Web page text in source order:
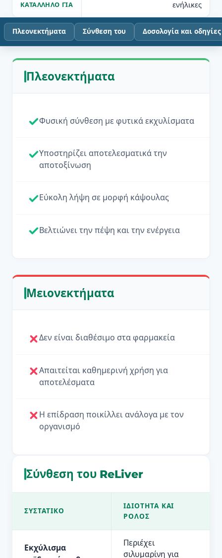
ΚΑΤΆΛΛΗΛΟ ΓΙΑ ενήλικες
Πλεονεκτήματα Σύνθεση του Δοσολογία και
Πλεονεκτήματα
Φυσική σύνθεση με φυτικά εκχυλίσματα
Υποστηρίζει αποτελεσματικά την
αποτοξίνωση
Εύκολη λήψη σε μορφή κάψουλας
Βελτιώνει την πέψη και την ενέργεια
Μειονεκτήματα
Δεν είναι διαθέσιμο στα φαρμακεία
Απαιτείται καθημερινή χρήση για
αποτελέσματα
Η επίδραση ποικίλλει ανάλογα με τον
οργανισμό
Σύνθεση του ReLiver
ΣΥΣΤΑΤΙΚΌ
ΙΔΙΌΤΗΤΑ ΚΑΙ
ΡΌΛΟΣ
Εκχύλισμα
Περιέχει
σιλυμαρίνη για